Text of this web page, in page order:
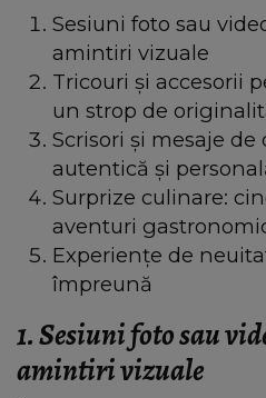
Sesiuni foto sau
amintiri vizuale
Tricouri și accesorii
un strop de
Scrisori și mesaje
autentică și
Surprize culinare:
aventuri
Experiențe de
împreună
1. Sesiuni foto sau
amintiri vizuale